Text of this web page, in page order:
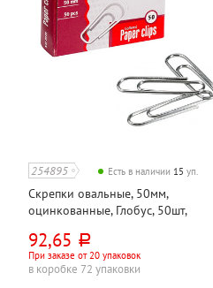
254895 Есть в наличии 15 уп.
Скрепки овальные, 50мм,
оцинкованные, Глобус, 50шт,
92,65 руб.
При заказе от 20 упаковок
в коробке 72 упаковки